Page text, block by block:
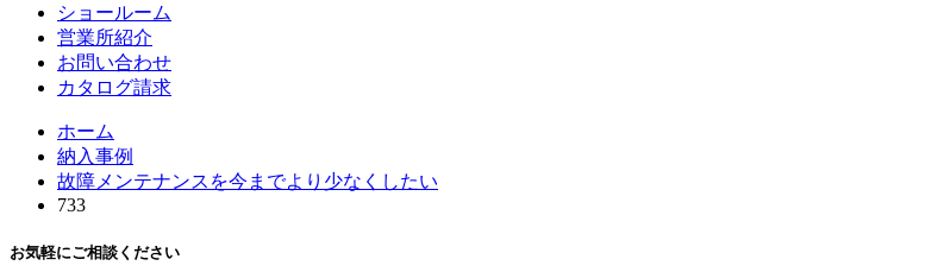
ショールーム
営業所紹介
お問い合わせ
カタログ請求
ホーム
納入事例
故障メンテナンスを今までより少なくしたい
733
お気軽にご相談ください